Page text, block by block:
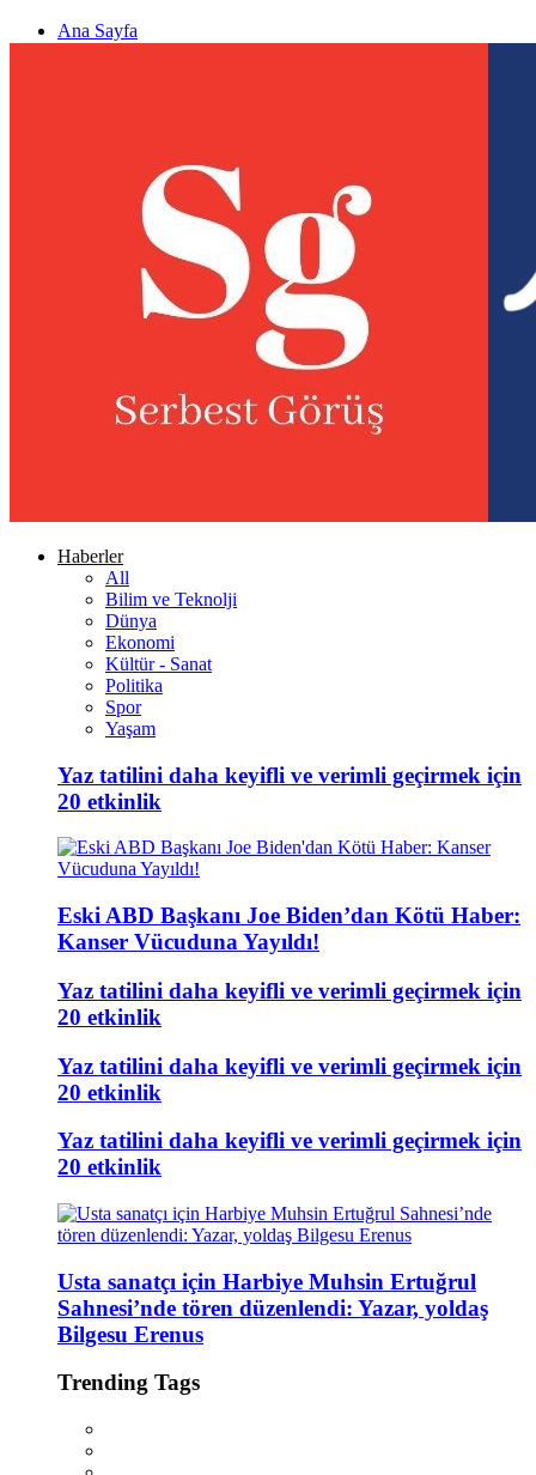
Ana Sayfa
Haberler
All
Bilim ve Teknolji
Dünya
Ekonomi
Kültür - Sanat
Politika
Spor
Yaşam
Yaz tatilini daha keyifli ve verimli geçirmek için
20 etkinlik
Eski ABD Başkanı Joe Biden’dan Kötü Haber:
Kanser Vücuduna Yayıldı!
Yaz tatilini daha keyifli ve verimli geçirmek için
20 etkinlik
Yaz tatilini daha keyifli ve verimli geçirmek için
20 etkinlik
Yaz tatilini daha keyifli ve verimli geçirmek için
20 etkinlik
Usta sanatçı için Harbiye Muhsin Ertuğrul
Sahnesi’nde tören düzenlendi: Yazar, yoldaş
Bilgesu Erenus
Trending Tags